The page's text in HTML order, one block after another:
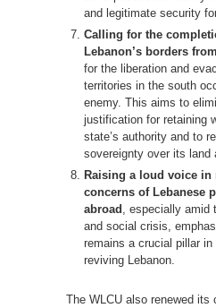
and legitimate security
Calling for the
Lebanon’s borders
for the liberation and
territories in the south
enemy. This aims to
justification for retaining
state’s authority and to
sovereignty over its land
Raising a loud voice in
concerns of Lebanese
abroad , especially amid
and social crisis,
remains a crucial pillar in
reviving Lebanon.
The WLCU also renewed its